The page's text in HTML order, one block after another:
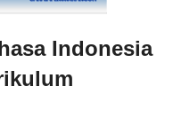
Indonesia